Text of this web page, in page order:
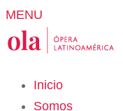
MENU
Inicio
Somos